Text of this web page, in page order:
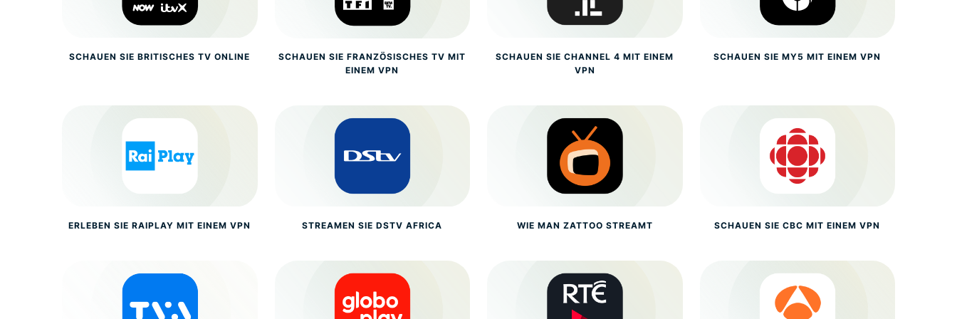
SCHAUEN SIE BRITISCHES TV ONLINE
SCHAUEN SIE FRANZÖSISCHES TV MIT
EINEM VPN
SCHAUEN SIE CHANNEL 4 MIT EINEM
VPN
SCHAUEN SIE MY5 MIT EINEM VPN
ERLEBEN SIE RAIPLAY MIT EINEM VPN STREAMEN SIE DSTV AFRICA WIE MAN ZATTOO STREAMT SCHAUEN SIE CBC MIT EINEM VPN